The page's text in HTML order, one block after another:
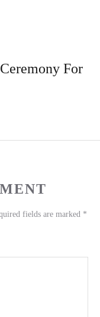
For
fields are marked *